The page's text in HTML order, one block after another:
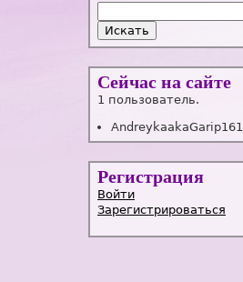
Сейчас на сайте
1 пользователь.
AndreykaakaGarip161
Регистрация
Войти
Зарегистрироваться